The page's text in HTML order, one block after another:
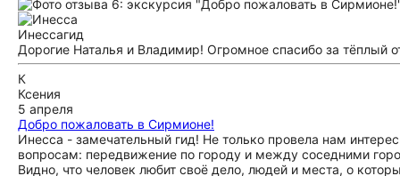
Инессагид
Дорогие Наталья и Владимир! Огромное спасибо за тёплый
К
Ксения
5 апреля
Добро пожаловать в Сирмионе!
Инесса - замечательный гид! Не только провела нам
вопросам: передвижение по городу и между соседними
Видно, что человек любит своё дело, людей и места, о